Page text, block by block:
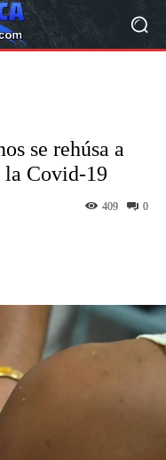
se rehúsa a
la Covid-19
0
409